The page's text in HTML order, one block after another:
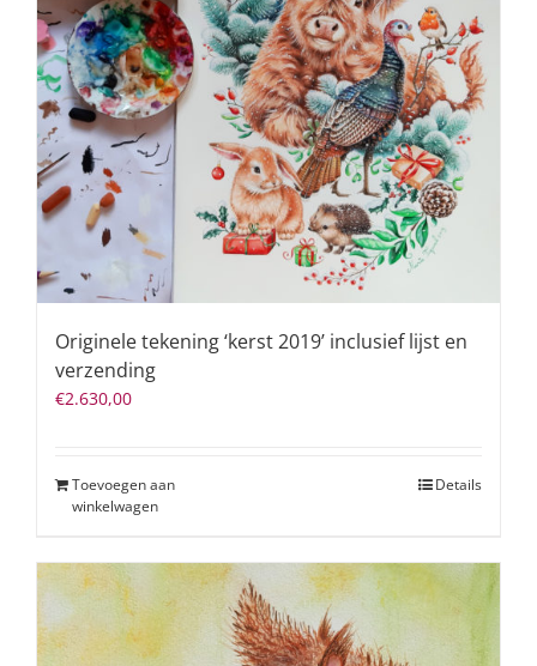
Originele tekening ‘kerst 2019’ inclusief lijst en
verzending
€2.630,00
Toevoegen aan
winkelwagen
Details